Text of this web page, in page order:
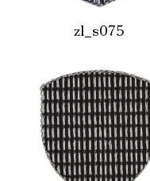
zl_s075